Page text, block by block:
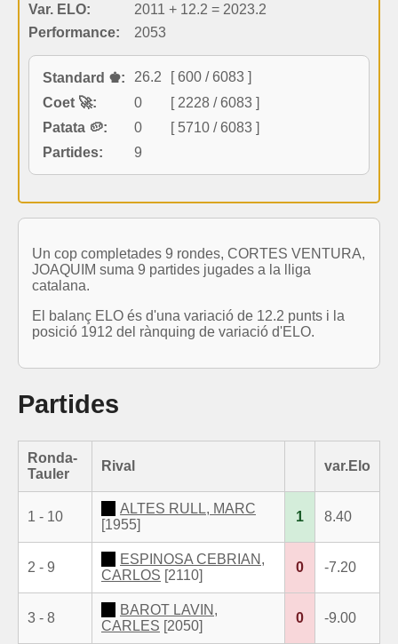
Var. ELO:
2011 + 12.2 = 2023.2
Performance:
2053
Standard ♚: 26.2
[ 600 / 6083 ]
Coet 🚀:
0
[ 2228 / 6083 ]
Patata 🥔:
0
[ 5710 / 6083 ]
Partides:
9
Un cop completades 9 rondes, CORTES VENTURA,
JOAQUIM suma 9 partides jugades a la lliga
catalana.
El balanç ELO és d'una variació de 12.2 punts i la
posició 1912 del rànquing de variació d'ELO.
Partides
Ronda-
Tauler
Rival var.Elo
1 - 10
ALTES RULL, MARC
[1955]
1 8.40
2 - 9
ESPINOSA CEBRIAN,
CARLOS [2110]
0 -7.20
3 - 8
BAROT LAVIN,
CARLES [2050]
0 -9.00